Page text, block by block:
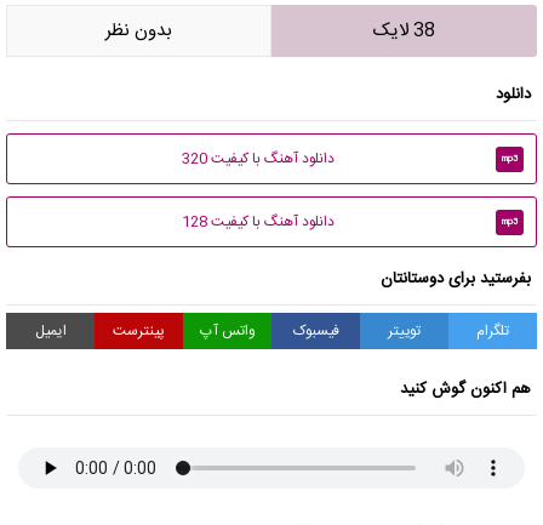
38 لایک بدون نظر
دانلود
mp3 دانلود آهنگ با کیفیت 320
mp3 دانلود آهنگ با کیفیت 128
بفرستید برای دوستانتان
تلگرام توییتر فیسبوک واتس آپ پینترست ایمیل
هم اکنون گوش کنید